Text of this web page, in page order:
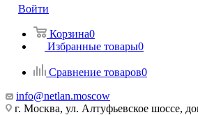
Войти
Корзина0
Избранные товары0
Сравнение товаров0
info@netlan.moscow
г. Москва, ул. Алтуфьевское шоссе,